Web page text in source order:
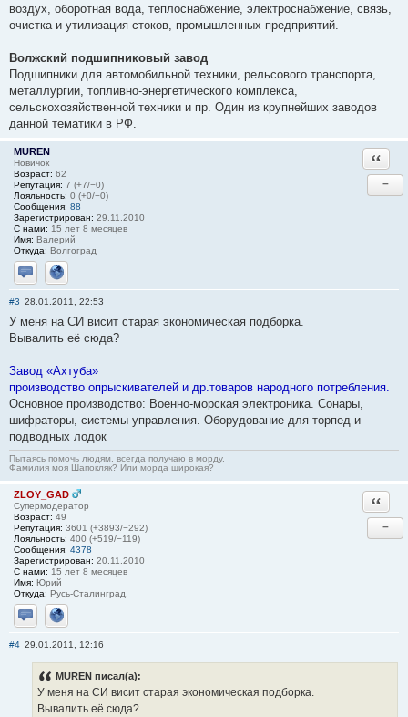
воздух, оборотная вода, теплоснабжение, электроснабжение, связь,
очистка и утилизация стоков, промышленных предприятий.
Волжский подшипниковый завод
Подшипники для автомобильной техники, рельсового транспорта,
металлургии, топливно-энергетического комплекса,
сельскохозяйственной техники и пр. Один из крупнейших заводов
данной тематики в РФ.
MUREN
Новичок
Возраст: 62
Репутация: 7 (+7/−0)
Лояльность: 0 (+0/−0)
Сообщения: 88
Зарегистрирован: 29.11.2010
С нами: 15 лет 8 месяцев
Имя: Валерий
Откуда: Волгоград
Отправить личное сообщение
Сайт
−
#3 28.01.2011, 22:53
У меня на СИ висит старая экономическая подборка.
Вывалить её сюда?
Завод «Ахтуба»
производство опрыскивателей и др.товаров народного потребления.
Основное производство: Военно-морская электроника. Сонары,
шифраторы, системы управления. Оборудование для торпед и
подводных лодок
Пытаясь помочь людям, всегда получаю в морду.
Фамилия моя Шапокляк? Или морда широкая?
ZLOY_GAD
Супермодератор
Возраст: 49
Репутация: 3601 (+3893/−292)
Лояльность: 400 (+519/−119)
Сообщения: 4378
Зарегистрирован: 20.11.2010
С нами: 15 лет 8 месяцев
Имя: Юрий
Откуда: Русь-Сталинград.
Отправить личное сообщение
Сайт
−
#4 29.01.2011, 12:16
MUREN писал(а):
У меня на СИ висит старая экономическая подборка.
Вывалить её сюда?